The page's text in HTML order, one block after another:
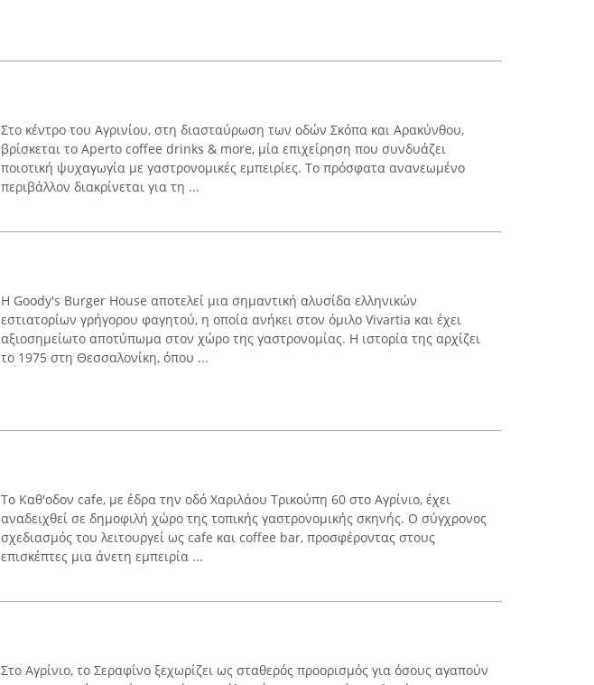
Στο κέντρο του Αγρινίου, στη διασταύρωση των οδών Σκόπα και Αρακύνθου,
βρίσκεται το Aperto coffee drinks & more, μία επιχείρηση που συνδυάζει
ποιοτική ψυχαγωγία με γαστρονομικές εμπειρίες. Το πρόσφατα ανανεωμένο
περιβάλλον διακρίνεται για τη ...
Η Goody's Burger House αποτελεί μια σημαντική αλυσίδα ελληνικών
εστιατορίων γρήγορου φαγητού, η οποία ανήκει στον όμιλο Vivartia και έχει
αξιοσημείωτο αποτύπωμα στον χώρο της γαστρονομίας. Η ιστορία της αρχίζει
το 1975 στη Θεσσαλονίκη, όπου ...
Το Καθ'οδον cafe, με έδρα την οδό Χαριλάου Τρικούπη 60 στο Αγρίνιο, έχει
αναδειχθεί σε δημοφιλή χώρο της τοπικής γαστρονομικής σκηνής. Ο σύγχρονος
σχεδιασμός του λειτουργεί ως cafe και coffee bar, προσφέροντας στους
επισκέπτες μια άνετη εμπειρία ...
Στο Αγρίνιο, το Σεραφίνο ξεχωρίζει ως σταθερός προορισμός για όσους αγαπούν